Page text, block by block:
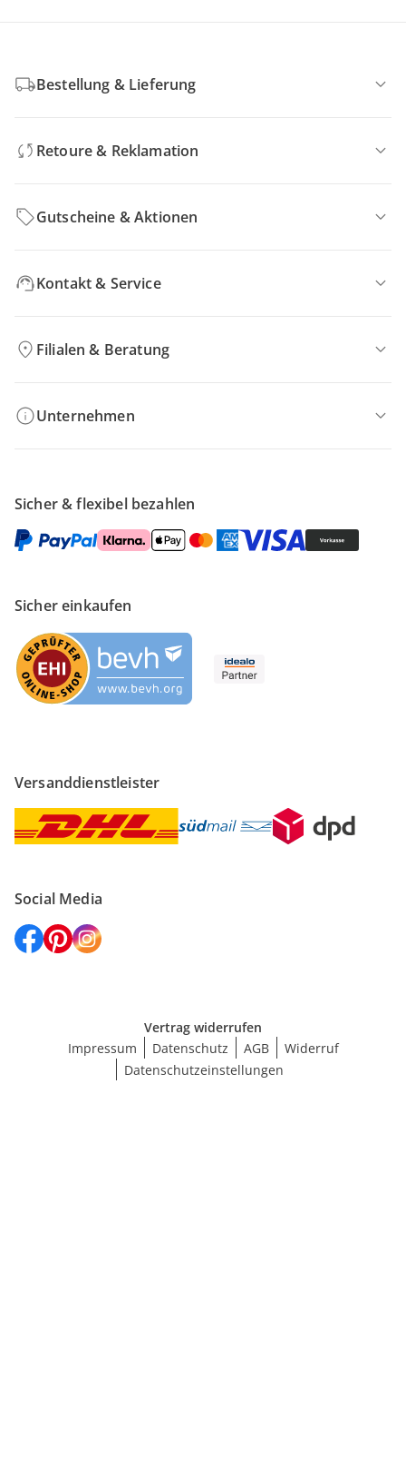
Bestellung & Lieferung
Retoure & Reklamation
Gutscheine & Aktionen
Kontakt & Service
Filialen & Beratung
Unternehmen
Sicher & flexibel bezahlen
Sicher einkaufen
Versanddienstleister
Social Media
Vertrag widerrufen
Impressum
Datenschutz AGB
Widerruf
Datenschutzeinstellungen